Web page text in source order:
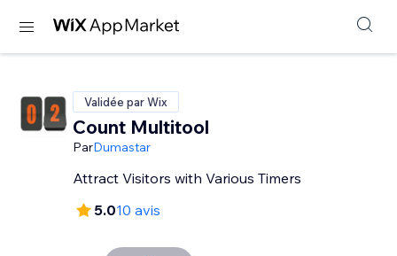
Validée par Wix
Count Multitool
ParDumastar
Attract Visitors with Various Timers
5.010 avis